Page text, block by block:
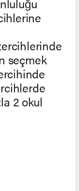
seçmek
2 okul